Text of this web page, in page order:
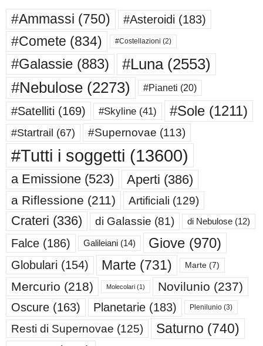
#Ammassi (750) #Asteroidi (183)
#Comete (834) #Costellazioni (2)
#Galassie (883) #Luna(2553)
#Nebulose (2273) #Pianeti (20)
#Satelliti (169) #Skyline (41) #Sole (1211)
#Startrail (67) #Supernovae (113)
#Tutti i soggetti (13600)
a Emissione (523) Aperti (386)
a Riflessione (211) Artificiali (129)
Crateri (336) di Galassie (81) di Nebulose (12)
Falce (186) Galileiani (14) Giove (970)
Globulari (154) Marte (731) Marte (7)
Mercurio (218) Molecolari (1) Novilunio (237)
Oscure (163) Planetarie (183) Plenilunio (3)
Resti di Supernovae (125) Saturno (740)